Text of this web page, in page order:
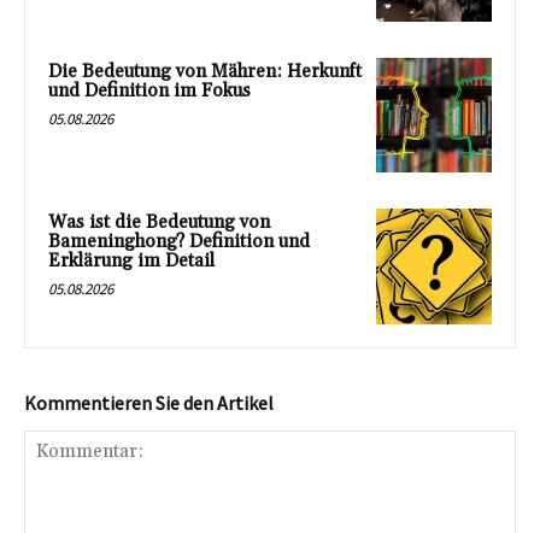
Die Bedeutung von Mähren: Herkunft
und Definition im Fokus
05.08.2026
Was ist die Bedeutung von
Bameninghong? Definition und
Erklärung im Detail
05.08.2026
Kommentieren Sie den Artikel